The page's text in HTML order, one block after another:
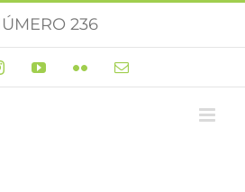
236
InstagramYouTubeFlickr Correo